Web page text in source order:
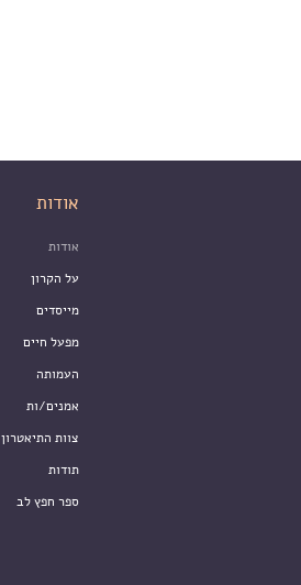
אודות
אודות
על הקרון
מייסדים
מפעל חיים
העמותה
אמנים/ות
צוות התיאטרון
תודות
ספר חפץ לב